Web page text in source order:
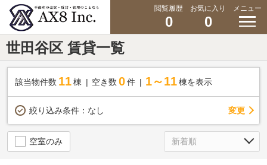
閲覧履歴
0
お気に入り
0
メニュー
世田谷区 賃貸一覧
該当物件数 11棟 空き数 0 件 1～11 棟を表示
絞り込み条件： なし 変更
空室のみ